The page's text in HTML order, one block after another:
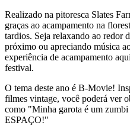
Realizado na pitoresca Slates
graças ao acampamento na
tardios. Seja relaxando ao redor
próximo ou apreciando música
experiência de acampamento
festival.
O tema deste ano é B-Movie!
filmes vintage, você poderá ver
como "Minha garota é um
ESPAÇO!"